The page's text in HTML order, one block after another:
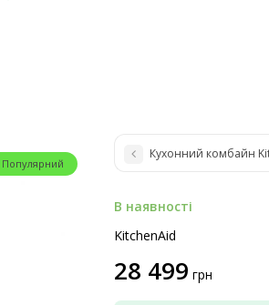
Популярний
Кухонний комбайн
В наявності
KitchenAid
28 499 грн